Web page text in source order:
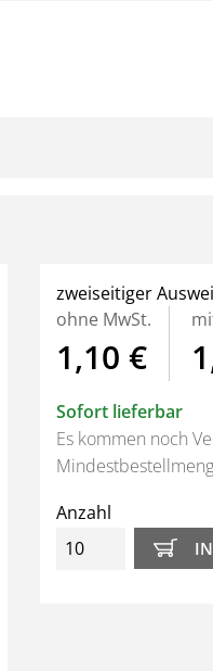
zweiseitiger
ohne MwSt.
1,10 €
Sofort lieferbar
Es kommen noch
Anzahl